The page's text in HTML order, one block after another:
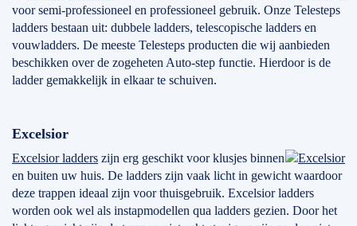
voor semi-professioneel en professioneel gebruik. Onze Telesteps
ladders bestaan uit: dubbele ladders, telescopische ladders en
vouwladders. De meeste Telesteps producten die wij aanbieden
beschikken over de zogeheten Auto-step functie. Hierdoor is de
ladder gemakkelijk in elkaar te schuiven.
Excelsior
Excelsior ladders zijn erg geschikt voor klusjes binnen
en buiten uw huis. De ladders zijn vaak licht in gewicht waardoor
deze trappen ideaal zijn voor thuisgebruik. Excelsior ladders
worden ook wel als instapmodellen qua ladders gezien. Door het